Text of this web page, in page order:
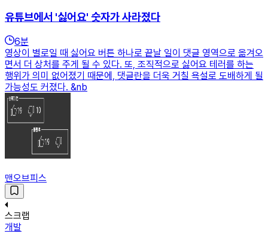
유튜브에서 '싫어요' 숫자가 사라졌다
6분
영상이 별로일 때 싫어요 버튼 하나로 끝날 일이 댓글 영역으로 옮겨오
면서 더 상처를 주게 될 수 있다. 또, 조직적으로 싫어요 테러를 하는
행위가 의미 없어졌기 때문에, 댓글란을 더욱 거칠 욕설로 도배하게 될
가능성도 커졌다. &nb
맨오브피스
스크랩
개발